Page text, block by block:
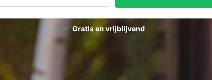
Tuinonderhoud
Ventilatie
Gratis en vrijblijvend